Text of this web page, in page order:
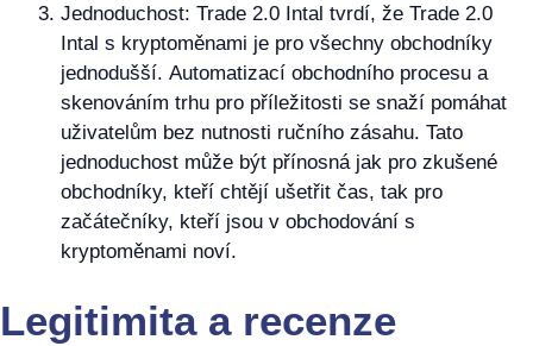
Jednoduchost: Trade 2.0 Intal tvrdí, že Trade 2.0
Intal s kryptoměnami je pro všechny obchodníky
jednodušší. Automatizací obchodního procesu a
skenováním trhu pro příležitosti se snaží pomáhat
uživatelům bez nutnosti ručního zásahu. Tato
jednoduchost může být přínosná jak pro zkušené
obchodníky, kteří chtějí ušetřit čas, tak pro
začátečníky, kteří jsou v obchodování s
kryptoměnami noví.
Legitimita a recenze